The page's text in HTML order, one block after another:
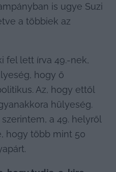
is ugye Suzi
a többiek az
fel lett írva 49.-nek,
hogy ő
Az, hogy ettől
hülyeség.
a 49. helyről
hogy több mint 50